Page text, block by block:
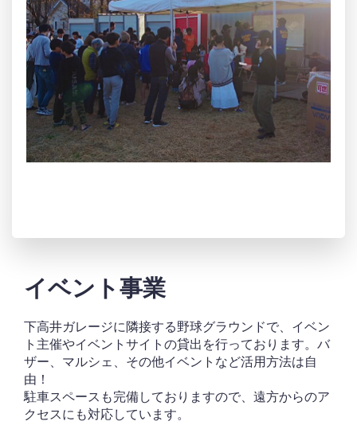
イベント事業
下高井ガレージに隣接する野球グラウンドで、イベン
ト主催やイベントサイトの貸出を行っております。バ
ザー、マルシェ、その他イベントなど活用方法は自
由！
駐車スペースも完備しておりますので、遠方からのア
クセスにも対応しています。